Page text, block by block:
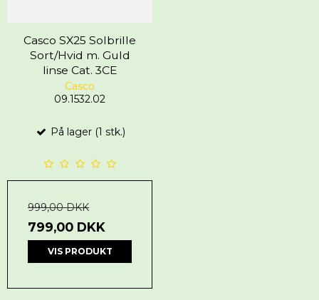
Casco SX25 Solbrille
Sort/Hvid m. Guld
linse Cat. 3CE
Casco
09.1532.02
På lager (1 stk.)
999,00 DKK
799,00 DKK
VIS PRODUKT